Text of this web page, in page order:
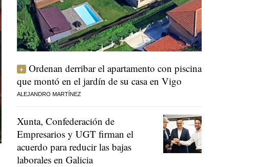
Ordenan derribar el apartamento con piscina
que montó en el jardín de su casa en Vigo
ALEJANDRO MARTÍNEZ
Xunta, Confederación de
Empresarios y UGT firman el
acuerdo para reducir las bajas
laborales en Galicia